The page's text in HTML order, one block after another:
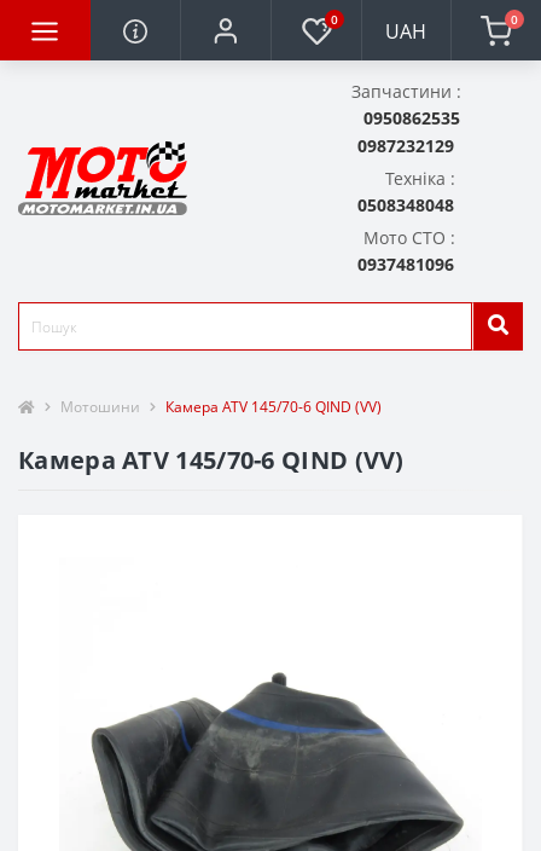
0 UAH 0
Запчастини :
0950862535
0987232129
Техніка :
0508348048
Мото СТО :
0937481096
Мотошини Камера ATV 145/70-6 QIND (VV)
Камера ATV 145/70-6 QIND (VV)